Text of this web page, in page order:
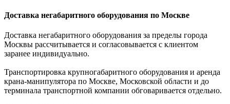
Доставка негабаритного оборудования по Москве
Доставка негабаритного оборудования за пределы города
Москвы рассчитывается и согласовывается с клиентом
заранее индивидуально.
Транспортировка крупногабаритного оборудования и аренда
крана-манипулятора по Москве, Московской области и до
терминала транспортной компании обговаривается отдельно.